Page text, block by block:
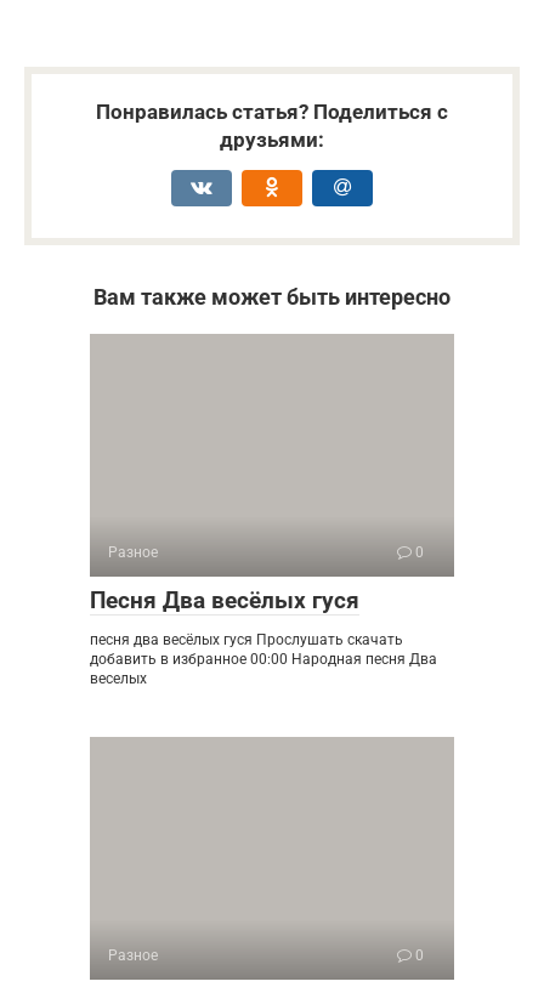
Понравилась статья? Поделиться с
друзьями:
Вам также может быть интересно
Разное 0
Песня Два весёлых гуся
песня два весёлых гуся Прослушать скачать
добавить в избранное 00:00 Народная песня Два
веселых
Разное 0